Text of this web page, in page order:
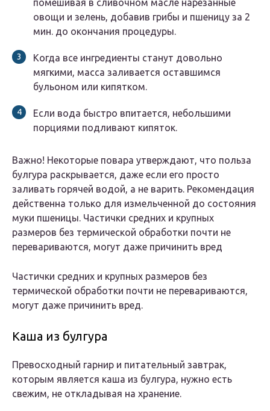
помешивая в сливочном масле нарезанные
овощи и зелень, добавив грибы и пшеницу за 2
мин. до окончания процедуры.
Когда все ингредиенты станут довольно
мягкими, масса заливается оставшимся
бульоном или кипятком.
Если вода быстро впитается, небольшими
порциями подливают кипяток.
Важно! Некоторые повара утверждают, что польза
булгура раскрывается, даже если его просто
заливать горячей водой, а не варить. Рекомендация
действенна только для измельченной до состояния
муки пшеницы. Частички средних и крупных
размеров без термической обработки почти не
перевариваются, могут даже причинить вред
Частички средних и крупных размеров без
термической обработки почти не перевариваются,
могут даже причинить вред.
Каша из булгура
Превосходный гарнир и питательный завтрак,
которым является каша из булгура, нужно есть
свежим, не откладывая на хранение.